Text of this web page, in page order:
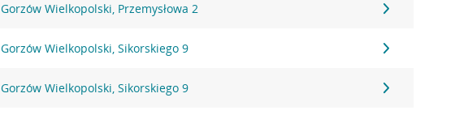
Gorzów Wielkopolski, Przemysłowa 2
Gorzów Wielkopolski, Sikorskiego 9
Gorzów Wielkopolski, Sikorskiego 9